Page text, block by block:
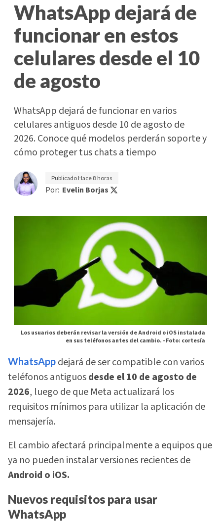
WhatsApp dejará de
funcionar en estos
celulares desde el 10
de agosto
WhatsApp dejará de funcionar en varios
celulares antiguos desde 10 de agosto de
2026. Conoce qué modelos perderán soporte y
cómo proteger tus chats a tiempo
PublicadoHace 8 horas
Por: Evelin Borjas
Los usuarios deberán revisar la versión de Android o iOS instalada
en sus teléfonos antes del cambio. -Foto: cortesía
WhatsApp dejará de ser compatible con varios
teléfonos antiguosdesde el 10 de agosto de
2026, luego de que Meta actualizará los
requisitos mínimos para utilizar la aplicación de
mensajería.
El cambio afectará principalmente a equipos que
ya no pueden instalar versiones recientes de
Android o iOS.
Nuevos requisitos para usar
WhatsApp